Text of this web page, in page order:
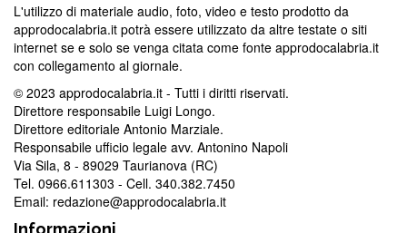
L'utilizzo di materiale audio, foto, video e testo prodotto da
approdocalabria.it potrà essere utilizzato da altre testate o siti
internet se e solo se venga citata come fonte approdocalabria.it
con collegamento al giornale.
© 2023 approdocalabria.it - Tutti i diritti riservati.
Direttore responsabile Luigi Longo.
Direttore editoriale Antonio Marziale.
Responsabile ufficio legale avv. Antonino Napoli
Via Sila, 8 - 89029 Taurianova (RC)
Tel. 0966.611303 - Cell. 340.382.7450
Email: redazione@approdocalabria.it
Informazioni